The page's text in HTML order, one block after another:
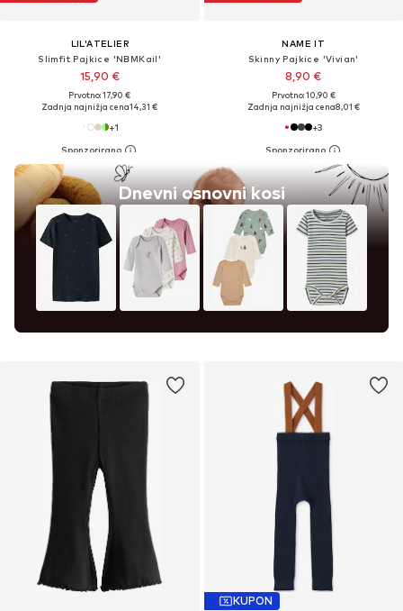
LIL'ATELIER
Slimfit Pajkice 'NBMKail'
15,90 €
Prvotno: 17,90 €
Zadnja najnižja cena14,31 €
+1
Dnevni osnovni kosi
NAME IT
Skinny Pajkice 'Vivian'
8,90 €
Prvotno: 10,90 €
Zadnja najnižja cena8,01 €
+3
KUPON